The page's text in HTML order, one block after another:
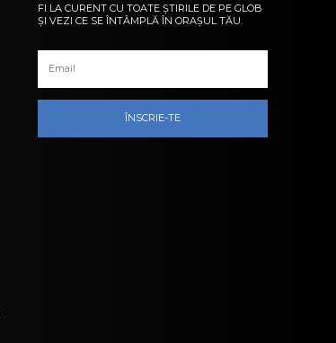
FI LA CURENT CU TOATE ȘTIRILE DE PE GLOB
ȘI VEZI CE SE ÎNTÂMPLĂ ÎN ORAȘUL TĂU.
ÎNSCRIE-TE